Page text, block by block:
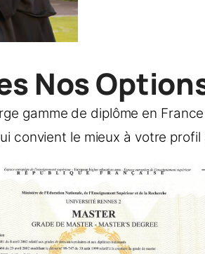
Nos
gamme de diplôme en
convient le mieux à votre profil